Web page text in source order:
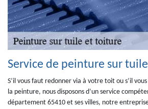
Service de peinture sur
S’il vous faut redonner via à votre toit ou s’il
la peinture, nous disposons d’un service
département 65410 et ses villes, notre